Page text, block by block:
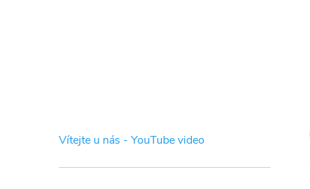
t
r
Vítejte u nás - YouTube video